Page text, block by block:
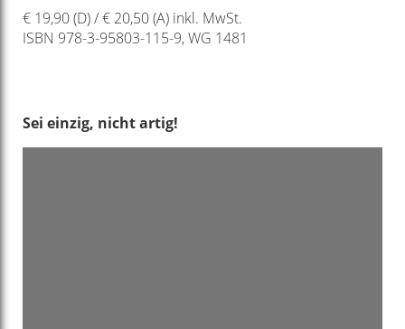
€ 19,90 (D) / € 20,50 (A) inkl. MwSt.
ISBN 978-3-95803-115-9, WG 1481
Sei einzig, nicht artig!